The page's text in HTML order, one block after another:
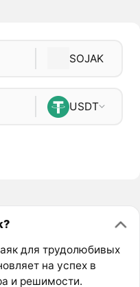
SOJAK
USDT
для трудолюбивых
на успех в
и решимости.